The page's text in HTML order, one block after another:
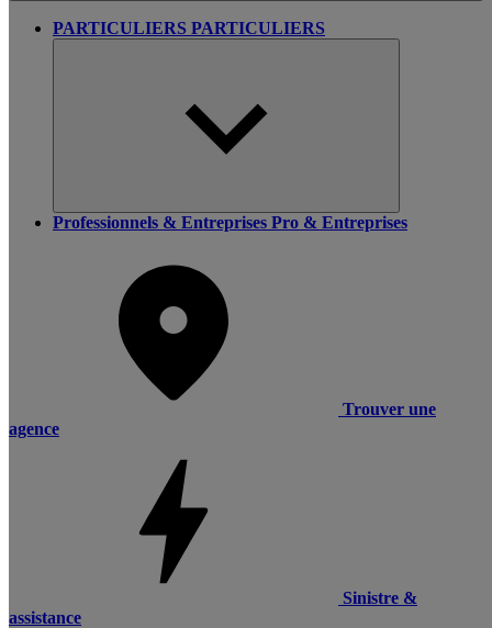
PARTICULIERS PARTICULIERS
Professionnels & Entreprises Pro & Entreprises
Trouver une
agence
Sinistre &
assistance